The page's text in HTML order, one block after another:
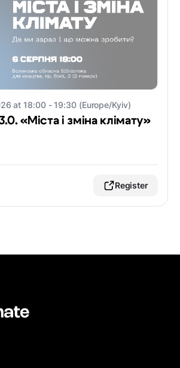
at 18:00 - 19:30 (Europe/Kyiv)
«Міста і зміна клімату»
Register